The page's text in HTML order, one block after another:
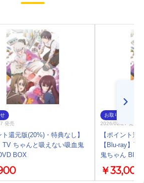
発売
ト還元版(20%)・特典なし】
TV ちゃんと吸えない吸血鬼
BOX
お取り寄せ
2026/02/27 発売
【ポイント還
【Blu-ray】
鬼ちゃん Blu-
￥33,000